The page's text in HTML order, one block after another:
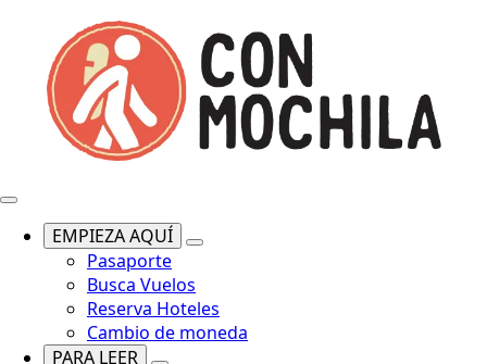
EMPIEZA AQUÍ
Pasaporte
Busca Vuelos
Reserva Hoteles
Cambio de moneda
PARA LEER